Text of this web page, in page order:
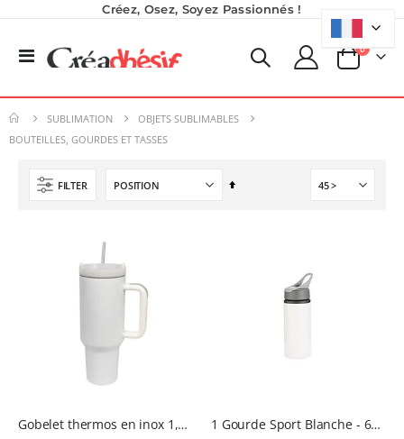
Créez, Osez, Soyez Passionnés !
Basculer
Panier
0produits
SUBLIMATION
OBJETS SUBLIMABLES
BOUTEILLES, GOURDES ET TASSES
FILTER
Par
Gobelet thermos en inox 1,2 L sublimable – Blanc brillant avec anse et paille (40oz) 1 Gourde Sport Blanche - 650 ml - SPARK
9,50 €
À partir de 6,50 €
Rating:
1 621,14 €
1 350,95 €
8,25 €